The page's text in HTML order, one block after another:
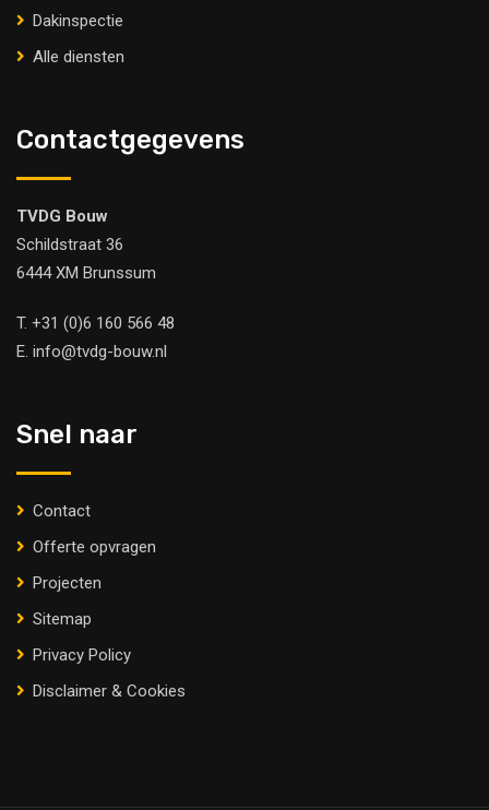
Dakinspectie
Alle diensten
Contactgegevens
TVDG Bouw
Schildstraat 36
6444 XM Brunssum
T. +31 (0)6 160 566 48
E. info@tvdg-bouw.nl
Snel naar
Contact
Offerte opvragen
Projecten
Sitemap
Privacy Policy
Disclaimer & Cookies